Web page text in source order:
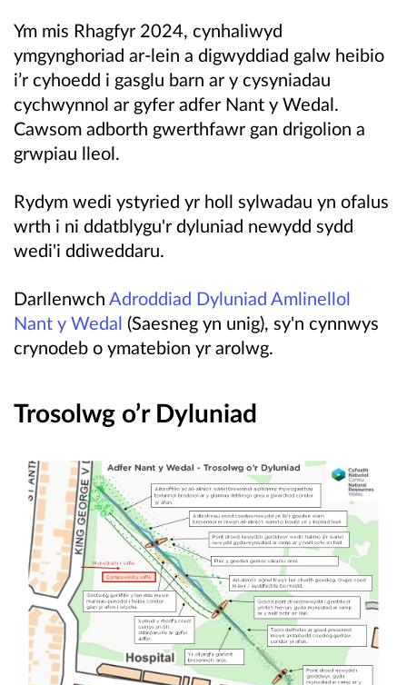
Ym mis Rhagfyr 2024, cynhaliwyd
ymgynghoriad ar-lein a digwyddiad galw heibio
i’r cyhoedd i gasglu barn ar y cysyniadau
cychwynnol ar gyfer adfer Nant y Wedal.
Cawsom adborth gwerthfawr gan drigolion a
grwpiau lleol.
Rydym wedi ystyried yr holl sylwadau yn ofalus
wrth i ni ddatblygu'r dyluniad newydd sydd
wedi'i ddiweddaru.
Darllenwch Adroddiad Dyluniad Amlinellol
Nant y Wedal (Saesneg yn unig), sy'n cynnwys
crynodeb o ymatebion yr arolwg.
Trosolwg o’r Dyluniad